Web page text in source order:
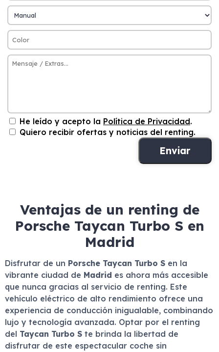
He leído y acepto la Política de Privacidad.
Quiero recibir ofertas y noticias del renting.
Ventajas de un renting de
Porsche Taycan Turbo S en
Madrid
Disfrutar de un Porsche Taycan Turbo S en la
vibrante ciudad de Madrid es ahora más accesible
que nunca gracias al servicio de renting. Este
vehículo eléctrico de alto rendimiento ofrece una
experiencia de conducción inigualable, combinando
lujo y tecnología avanzada. Optar por el renting
del Taycan Turbo S te brinda la libertad de
disfrutar de este espectacular coche sin